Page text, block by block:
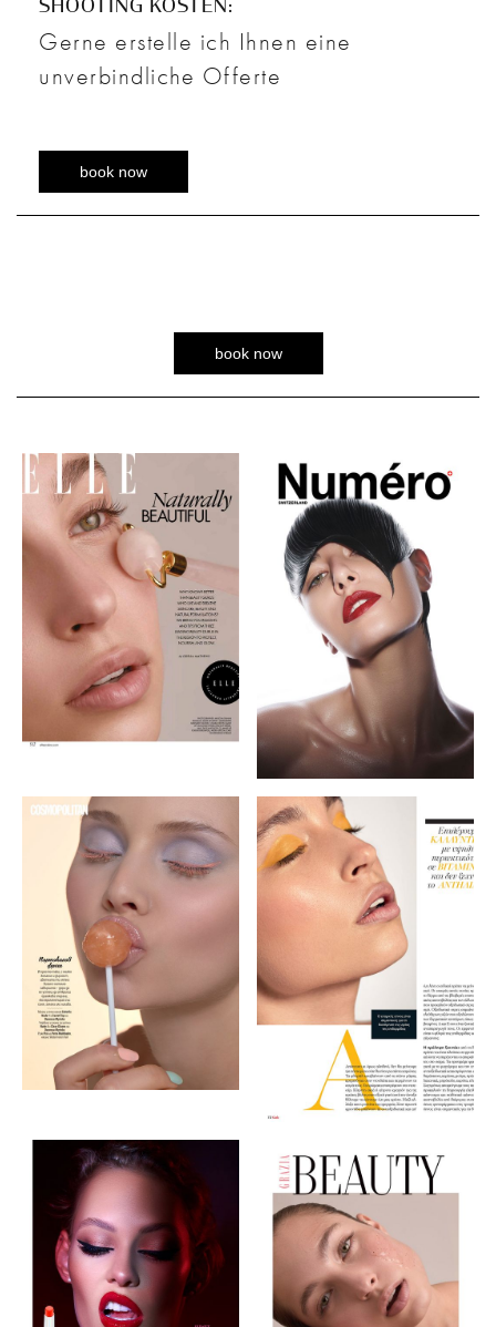
SHOOTING KOSTEN:
Gerne erstelle ich Ihnen eine
unverbindliche Offerte
book now
book now